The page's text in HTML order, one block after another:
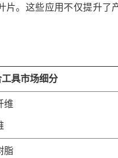
。这些应用不仅提升了
具市场细分
维
脂